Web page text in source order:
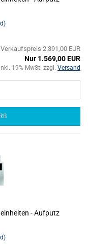
2.391,00 EUR
Nur 1.569,00 EUR
inkl. 19% MwSt. zzgl. Versand
- Aufputz